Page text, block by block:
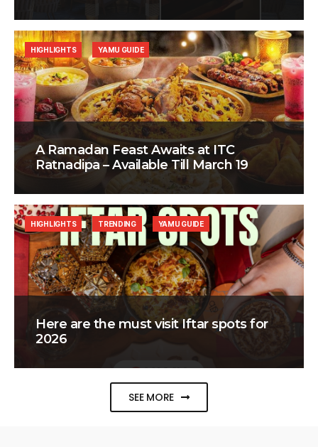
A Ramadan Feast Awaits at ITC
Ratnadipa – Available Till March 19
HIGHLIGHTS YAMU GUIDE
Here are the must visit Iftar spots for
2026
HIGHLIGHTS TRENDING YAMU GUIDE
SEE MORE